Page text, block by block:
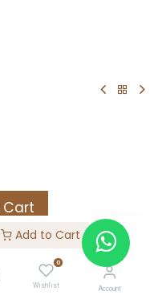
Add to Cart
0
Wishlist Account